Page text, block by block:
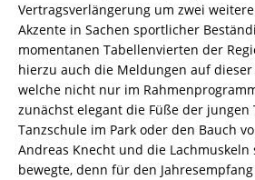
Vertragsverlängerung um zwei
Akzente in Sachen sportlicher
momentanen Tabellenvierten der
hierzu auch die Meldungen auf
welche nicht nur im
zunächst elegant die Füße der jungen
Tanzschule im Park oder den Bauch
Andreas Knecht und die
bewegte, denn für den